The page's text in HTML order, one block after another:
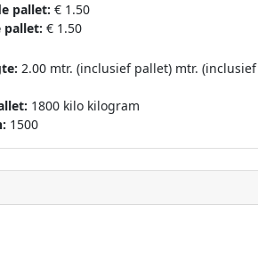
pallet:€ 1.50
pallet:€ 1.50
2.00 mtr. (inclusief pallet) mtr. (inclusief
1800 kilo kilogram
1500